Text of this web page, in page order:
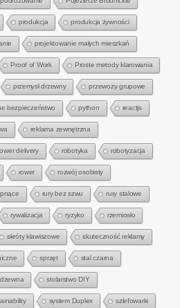
produkcja produkcja żywności
projektowanie małych mieszkań
Proof of Work Proste metody klarowania
przemysł drzewny przewozy grupowe
bezpieczeństwo python reactjs
reklama zewnętrzna
delivery robotyka robotyzacja
rower rozwój osobisty
rury bez szwu rury stalowe
rywalizacja ryzyko rzemiosło
skróty klawiszowe skuteczność reklamy
sprzęt stal czarna
stolarstwo DIY
system Duplex szlefowarki